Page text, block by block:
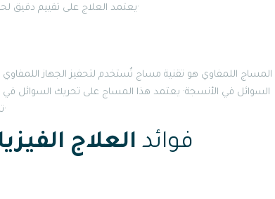
يعتمد العلاج على تقييم دقيق لحالة المريض وتحديد أفضل الأساليب التي تتناسب مع حالته الصحية·
المساج اللمفاوي هو تقنية مساج تُستخدم لتحفيز الجهاز
السوائل في الأنسجة· يعتمد هذا المساج على تحريك السوائل في
تدفق اللمف والتخلص من السموم والفضلات الموجودة في الجسم·
فوائد العلاج